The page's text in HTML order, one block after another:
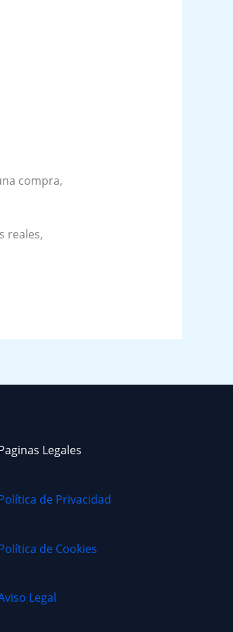
compra,
reales,
Legales
de Privacidad
de Cookies
Legal